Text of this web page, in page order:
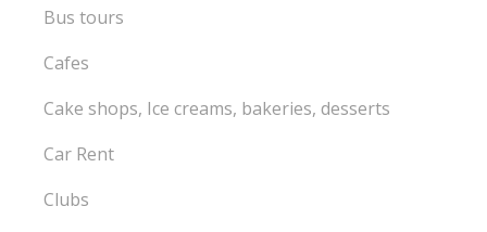
Bus tours
Cafes
Cake shops, Ice creams, bakeries, desserts
Car Rent
Clubs